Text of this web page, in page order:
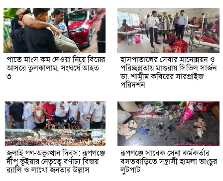
পাতে মাংস কম দেওয়া নিয়ে বিয়ের
আসরে তুলকালাম, সংঘর্ষে আহত
৩
হাসপাতালের সেবার মানোন্নয়ন ও
পরিচ্ছন্নতায় মাগুরায় সিভিল সার্জন
ডা. শামীম কবিরের সারপ্রাইজ
পরিদর্শন
জুলাই গণ-অভ্যুত্থান দিবস: রূপগঞ্জে
দীপু ভূঁইয়ার নেতৃত্বে বর্ণাঢ্য বিজয়
র‌্যালি ও লাখো জনতার উল্লাস
রূপগঞ্জে সাবেক সেনা কর্মকর্তার
বসতবাড়িতে সন্ত্রাসী হামলা ভাংচুর
লুটপাট